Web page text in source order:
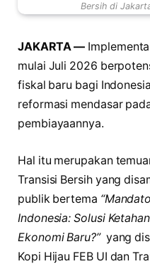
Bersih di
JAKARTA —
mulai Juli 2026
fiskal baru bagi
reformasi mendasar
pembiayaannya.
Hal itu merupakan
Transisi Bersih yang
publik bertema
Indonesia: Solusi
Ekonomi Baru?”yang
Kopi Hijau FEB UI dan